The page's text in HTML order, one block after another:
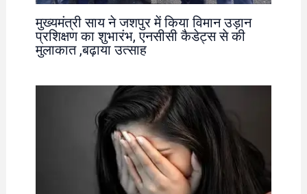
मुख्यमंत्री साय ने जशपुर में किया विमान उड़ान
प्रशिक्षण का शुभारंभ, एनसीसी कैडेट्स से की
मुलाकात ,बढ़ाया उत्साह